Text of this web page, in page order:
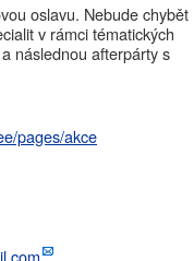
oslavu. Nebude chybět
v rámci tématických
následnou afterpárty s
pages/akce